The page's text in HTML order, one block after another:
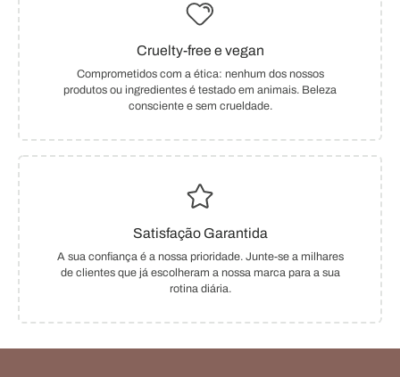
Cruelty-free e vegan
Comprometidos com a ética: nenhum dos nossos
produtos ou ingredientes é testado em animais. Beleza
consciente e sem crueldade.
Satisfação Garantida
A sua confiança é a nossa prioridade. Junte-se a milhares
de clientes que já escolheram a nossa marca para a sua
rotina diária.